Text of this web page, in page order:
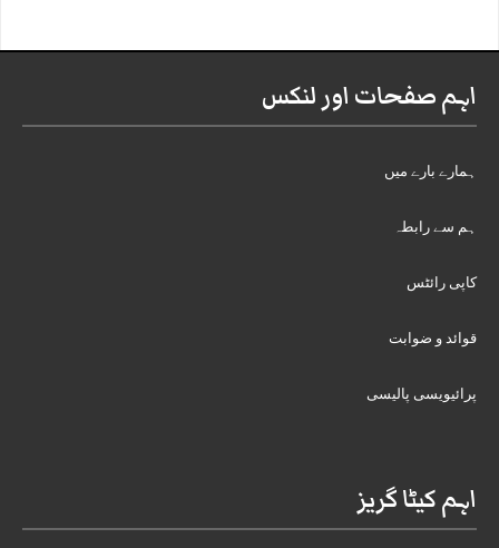
اہم صفحات اور لنکس
ہمارے بارے میں
ہم سے رابطہ
کاپی رائٹس
قوائد و ضوابت
پرائیویسی پالیسی
اہم کیٹا گریز